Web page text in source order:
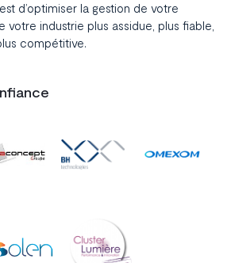
d’optimiser la gestion de votre
industrie plus assidue, plus fiable,
compétitive.